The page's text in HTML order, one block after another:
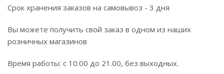
Срок хранения заказов на самовывоз - 3 дня
Вы можете получить свой заказ в одном из наших
розничных магазинов
Время работы: с 10.00 до 21.00, без выходных.